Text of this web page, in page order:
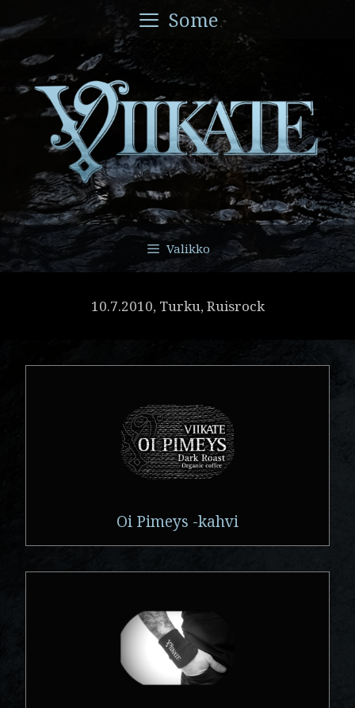
sisältöön
Some
Valikko
10.7.2010, Turku, Ruisrock
Oi Pimeys -kahvi